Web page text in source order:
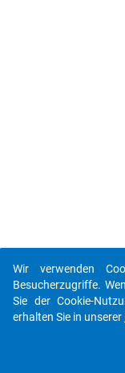
Wir verwenden
Besucherzugriffe.
Sie der Cookie-
erhalten Sie in unserer